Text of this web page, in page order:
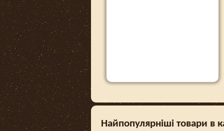
Найпопулярніші товари в